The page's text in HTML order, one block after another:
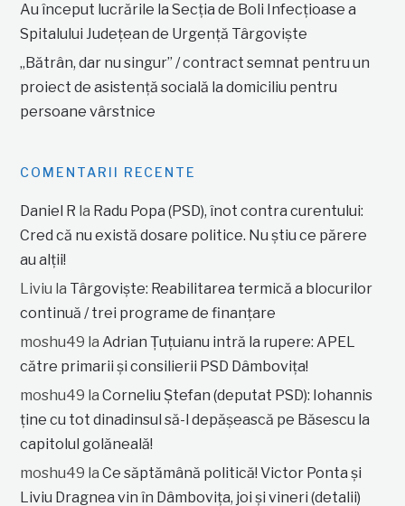
Au început lucrările la Secția de Boli Infecțioase a
Spitalului Județean de Urgență Târgoviște
„Bătrân, dar nu singur” / contract semnat pentru un
proiect de asistență socială la domiciliu pentru
persoane vârstnice
COMENTARII RECENTE
Daniel R la Radu Popa (PSD), înot contra curentului:
Cred că nu există dosare politice. Nu știu ce părere
au alții!
Liviu la Târgoviște: Reabilitarea termică a blocurilor
continuă / trei programe de finanțare
moshu49 laAdrian Țuțuianu intră la rupere: APEL
către primarii și consilierii PSD Dâmbovița!
moshu49 laCorneliu Ștefan (deputat PSD): Iohannis
ține cu tot dinadinsul să-l depășească pe Băsescu la
capitolul golăneală!
moshu49 laCe săptămână politică! Victor Ponta și
Liviu Dragnea vin în Dâmbovița, joi și vineri (detalii)